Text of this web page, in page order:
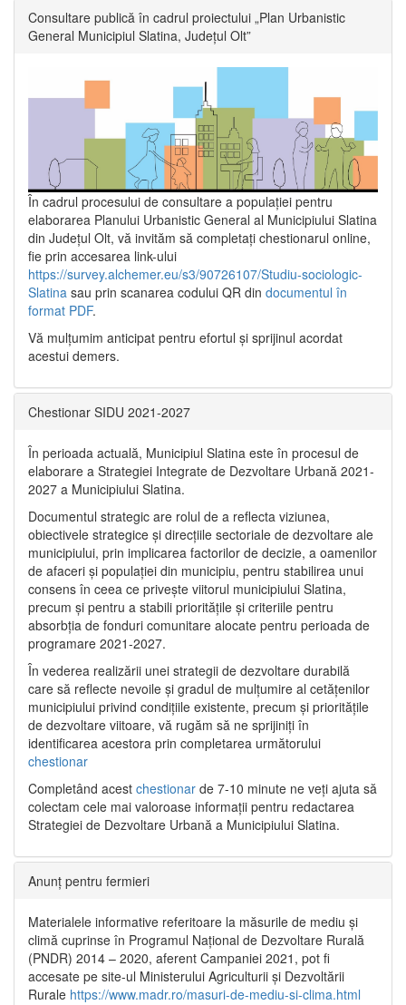
Consultare publică în cadrul proiectului „Plan Urbanistic
General Municipiul Slatina, Județul Olt”
În cadrul procesului de consultare a populaţiei pentru
elaborarea Planului Urbanistic General al Municipiului Slatina
din Județul Olt, vă invităm să completați chestionarul online,
fie prin accesarea link-ului
https://survey.alchemer.eu/s3/90726107/Studiu-sociologic-
Slatina sau prin scanarea codului QR din documentul în
format PDF.
Vă mulţumim anticipat pentru efortul şi sprijinul acordat
acestui demers.
Chestionar SIDU 2021-2027
În perioada actuală, Municipiul Slatina este în procesul de
elaborare a Strategiei Integrate de Dezvoltare Urbană 2021‐
2027 a Municipiului Slatina.
Documentul strategic are rolul de a reflecta viziunea,
obiectivele strategice și direcțiile sectoriale de dezvoltare ale
municipiului, prin implicarea factorilor de decizie, a oamenilor
de afaceri și populației din municipiu, pentru stabilirea unui
consens în ceea ce privește viitorul municipiului Slatina,
precum și pentru a stabili prioritățile și criteriile pentru
absorbția de fonduri comunitare alocate pentru perioada de
programare 2021-2027.
În vederea realizării unei strategii de dezvoltare durabilă
care să reflecte nevoile și gradul de mulțumire al cetățenilor
municipiului privind condițiile existente, precum și prioritățile
de dezvoltare viitoare, vă rugăm să ne sprijiniți în
identificarea acestora prin completarea următorului
chestionar
Completând acest chestionar de 7-10 minute ne veți ajuta să
colectam cele mai valoroase informații pentru redactarea
Strategiei de Dezvoltare Urbană a Municipiului Slatina.
Anunț pentru fermieri
Materialele informative referitoare la măsurile de mediu și
climă cuprinse în Programul Național de Dezvoltare Rurală
(PNDR) 2014 – 2020, aferent Campaniei 2021, pot fi
accesate pe site-ul Ministerului Agriculturii și Dezvoltării
Rurale https://www.madr.ro/masuri-de-mediu-si-clima.html